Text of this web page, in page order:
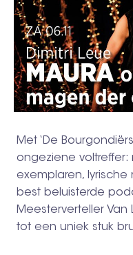
Met ‘De
ongeziene voltreffer:
exemplaren,
best beluisterde
Meesterverteller Van
tot een uniek stuk